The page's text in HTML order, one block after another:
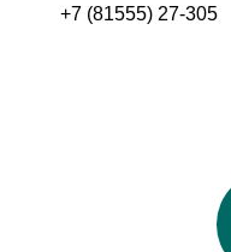
+7 (81555) 27-305